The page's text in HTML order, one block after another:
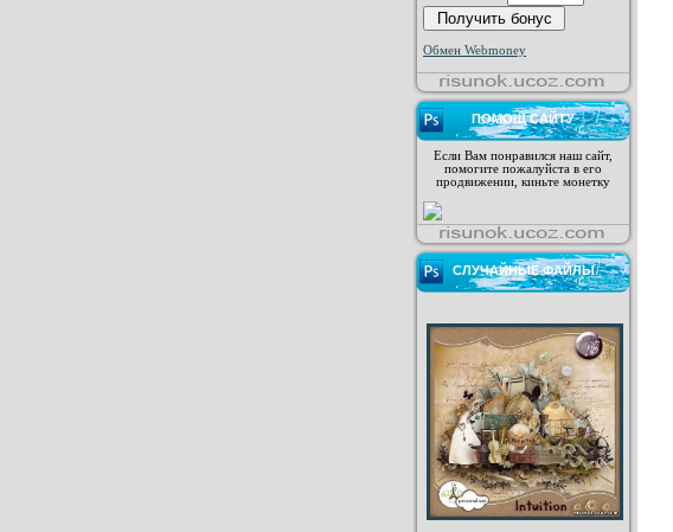
Обмен Webmoney
ПОМОЩ САЙТУ
Если Вам понравился наш сайт,
помогите пожалуйста в его
продвижении, киньте монетку
СЛУЧАЙНЫЕ ФАЙЛЫ